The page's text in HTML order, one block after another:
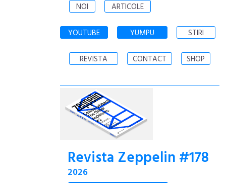
NOI ARTICOLE
YOUTUBE YUMPU STIRI
REVISTA CONTACT SHOP
Revista Zeppelin #178
2026